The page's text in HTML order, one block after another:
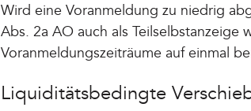
Wird eine Voranmeldung zu niedrig
Abs. 2a AO auch als Teilselbstanzeige
Voranmeldungszeiträume auf einmal
Liquiditätsbedingte